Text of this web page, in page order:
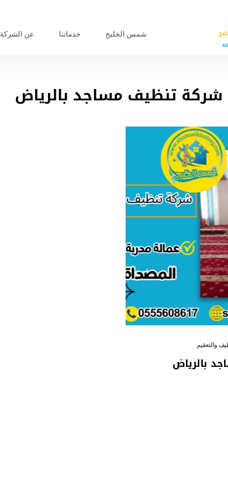
شمس الخليج خدماتنا عن الشركة
شركة تنظيف مساجد بالرياض
والتعقيم
بالرياض